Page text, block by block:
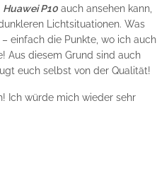
Huawei P10 auch ansehen kann,
Lichtsituationen. Was
– einfach die Punkte, wo ich auch
Aus diesem Grund sind auch
euch selbst von der Qualität!
Ich würde mich wieder sehr